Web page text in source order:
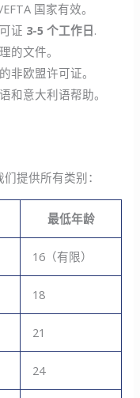
国家有效。
证 3-5 个工作日.
的文件。
非欧盟许可证。
和意大利语帮助。
提供所有类别：
最低年龄
16（有限）
18
21
24